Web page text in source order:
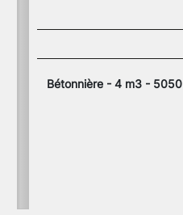
Bétonnière - 4 m3 -